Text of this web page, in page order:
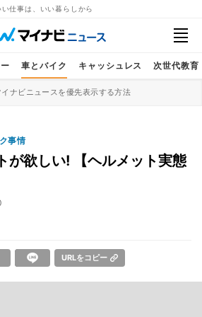
い仕事は、いい暮らしから
車とバイク キャッシュレス 次世代教育
ナビニュースを優先表示する方法
事情
が欲しい! 【ヘルメット実態
URLをコピー